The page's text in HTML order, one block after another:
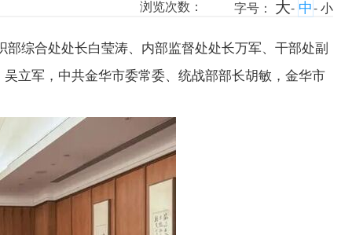
字号： 大- 中-小
浏览次数：
综合处处长白莹涛、内部监督处处长万军、干部处副
立军，中共金华市委常委、统战部部长胡敏，金华市